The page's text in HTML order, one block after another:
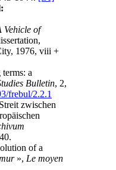
Vehicle of
1976, viii +
a
Bulletin, 2,
frebul/2.2.1
zwischen
of a
», Le moyen